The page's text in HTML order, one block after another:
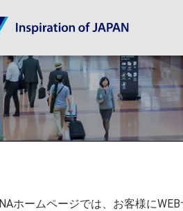
ドシェア便
ご旅行の準備 手荷物 コード
ホームページでは、お客様に